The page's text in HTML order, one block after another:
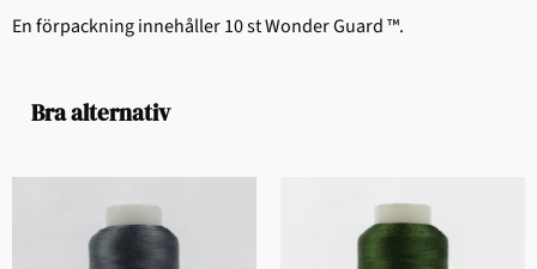
En förpackning innehåller 10 st Wonder Guard ™.
Bra alternativ